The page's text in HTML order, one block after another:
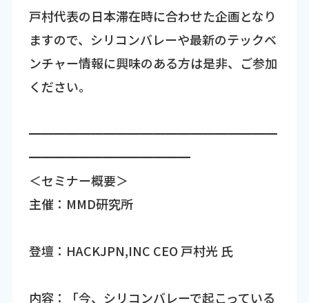
戸村代表の日本滞在時に合わせた企画となり
ますので、シリコンバレーや最新のテックベ
ンチャー情報に興味のある方は是非、ご参加
ください。
━━━━━━━━━━━━━━━━━━━━
━━━━━━━━━━━━━
＜セミナー概要＞
主催：MMD研究所
登壇：HACKJPN,INC CEO 戸村光 氏
内容：「今、シリコンバレーで起こっている